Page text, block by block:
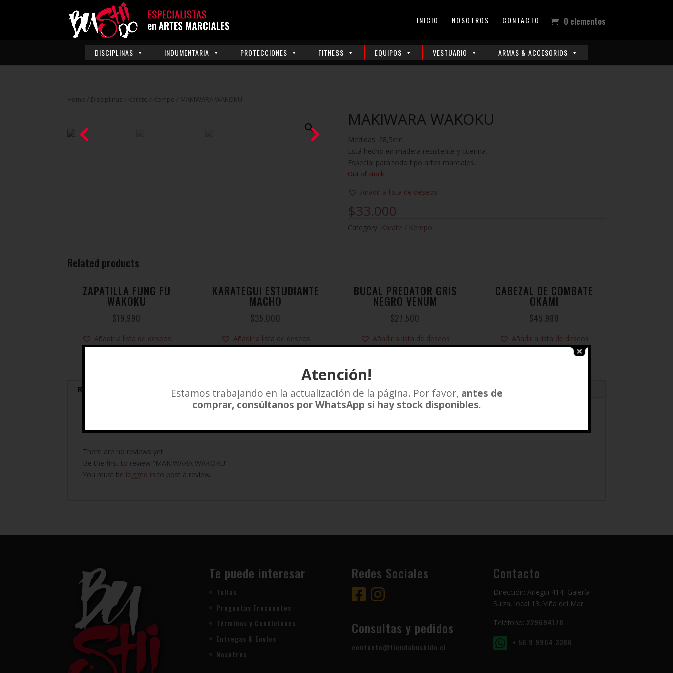
INICIO NOSOTROS CONTACTO 0 elementos
DISCIPLINAS INDUMENTARIA PROTECCIONES FITNESS EQUIPOS VESTUARIO ARMAS & ACCESORIOS
Home / Disciplinas / Karate / Kempo / MAKIWARA WAKOKU
MAKIWARA WAKOKU
Medidas: 28,5cm
Está hecho en madera resistente y cuerina.
Especial para todo tipo artes marciales.
Out of stock
Añadir a lista de deseos
$33.000
Category: Karate / Kempo
Related products
ZAPATILLA FUNG FU
WAKOKU
$19.990
Añadir a lista de deseos
KARATEGUI ESTUDIANTE
MACHO
$35.000
Añadir a lista de deseos
BUCAL PREDATOR GRIS
NEGRO VENUM
$27.500
Añadir a lista de deseos
CABEZAL DE COMBATE
OKAMI
$45.980
Añadir a lista de deseos
Reviews (0)
There are no reviews yet.
Be the first to review “MAKIWARA WAKOKU”
You must be logged in to post a review.
Te puede interesar
Tallas
Preguntas Frecuentes
Términos y Condiciones
Entregas & Envíos
Nosotros
Redes Sociales
Consultas y pedidos
contacto@tiendabushido.cl
Contacto
Dirección: Arlegui 414, Galería
Suiza, local 13, Viña del Mar
Teléfono: 229694178
+ 56 9 9964 3386
Atención!
Estamos trabajando en la actualización de la página. Por favor, antes de
comprar, consúltanos por WhatsApp si hay stock disponibles.